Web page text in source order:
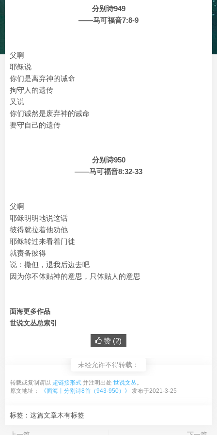
分别诗949
——马可福音7:8-9
父啊
耶稣说
你们是离弃神的诫命
拘守人的遗传
又说
你们诚然是废弃神的诫命
要守自己的遗传
分别诗950
——马可福音8:32-33
父啊
耶稣明明地说这话
彼得就拉着他劝他
耶稣转过来看着门徒
就责备彼得
说：撒但，退我后边去吧
因为你不体贴神的意思，只体贴人的意思
面海更多作品
世说文丛总索引
赞 (2)
未经允许不得转载：
转载或复制请以 超链接形式 并注明出处 世说文丛。
原文地址：
《面海丨分别诗8首（943-950）》 发布于2021-3-25
标签：这篇文章木有标签